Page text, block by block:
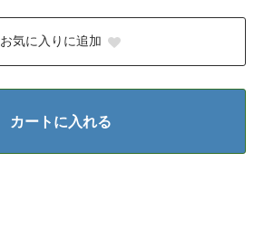
お気に入りに追加
カートに入れる